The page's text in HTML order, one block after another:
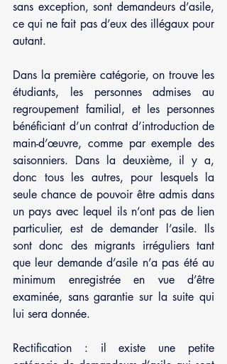
sans exception, sont demandeurs d’asile,
ce qui ne fait pas d’eux des illégaux pour
autant.
Dans la première catégorie, on trouve les
étudiants, les personnes admises au
regroupement familial, et les personnes
bénéficiant d’un contrat d’introduction de
main-d’œuvre, comme par exemple des
saisonniers. Dans la deuxième, il y a,
donc tous les autres, pour lesquels la
seule chance de pouvoir être admis dans
un pays avec lequel ils n’ont pas de lien
particulier, est de demander l’asile. Ils
sont donc des migrants irréguliers tant
que leur demande d’asile n’a pas été au
minimum enregistrée en vue d’être
examinée, sans garantie sur la suite qui
lui sera donnée.
Rectification : il existe une petite